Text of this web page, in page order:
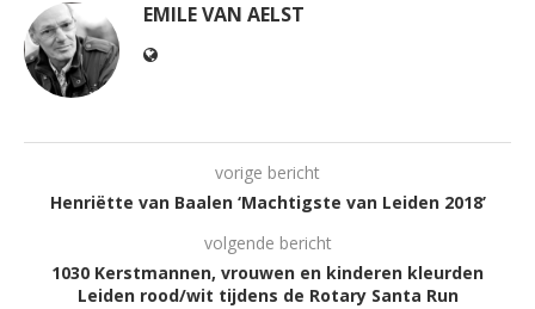
EMILE VAN AELST
vorige bericht
Henriëtte van Baalen ‘Machtigste van Leiden 2018’
volgende bericht
1030 Kerstmannen, vrouwen en kinderen kleurden
Leiden rood/wit tijdens de Rotary Santa Run